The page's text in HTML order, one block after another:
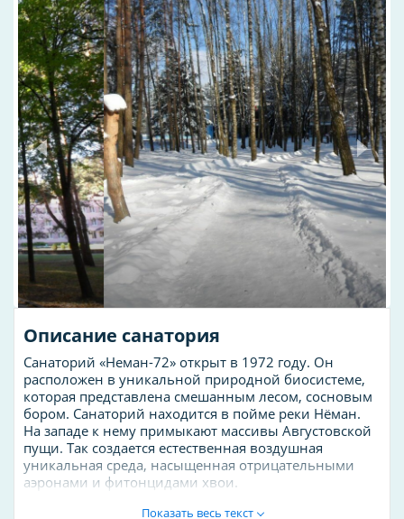
Описание санатория
Санаторий «Неман-72» открыт в 1972 году. Он
расположен в уникальной природной биосистеме,
которая представлена смешанным лесом, сосновым
бором. Санаторий находится в пойме реки Нёман.
На западе к нему примыкают массивы Августовской
пущи. Так создается естественная воздушная
уникальная среда, насыщенная отрицательными
аэронами и фитонцидами хвои.
Профиль санатория – лечение заболеваний органов
Показать весь текст